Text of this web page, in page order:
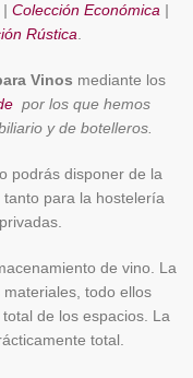
| Colección Económica |
Rústica.
Vinos mediante los
por los que hemos
y de botelleros.
podrás disponer de la
para la hostelería
de vino. La
todo ellos
de los espacios. La
total.